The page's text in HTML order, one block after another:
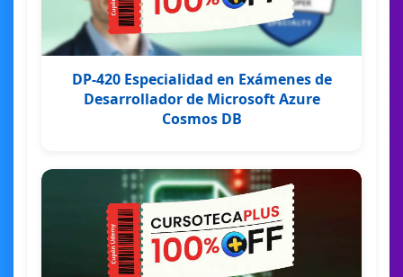
DP-420 Especialidad en Exámenes de
Desarrollador de Microsoft Azure
Cosmos DB